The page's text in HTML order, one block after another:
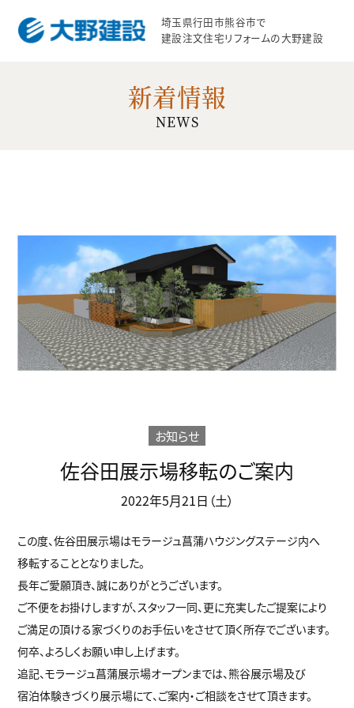
埼玉県行田市熊谷市で
建設注文住宅リフォームの大野建設
新着情報
NEWS
お知らせ
佐谷田展示場移転のご案内
2022年5月21日（土）
この度、佐谷田展示場はモラージュ菖蒲ハウジングステージ内へ
移転することとなりました。
長年ご愛願頂き、誠にありがとうございます。
ご不便をお掛けしますが、スタッフ一同、更に充実したご提案により
ご満足の頂ける家づくりのお手伝いをさせて頂く所存でございます。
何卒、よろしくお願い申し上げます。
追記、モラージュ菖蒲展示場オープンまでは、熊谷展示場及び
宿泊体験きづくり展示場にて、ご案内・ご相談をさせて頂きます。